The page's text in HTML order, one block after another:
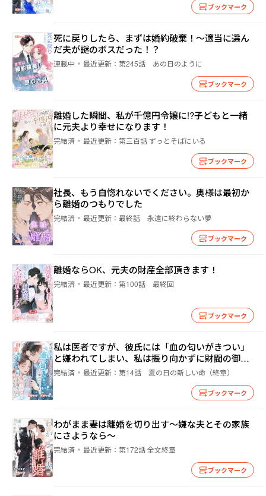
ブックマーク
死に戻りしたら、まずは婚約破棄！～適当に選ん
だ夫が謎のボスだった！？
連載中 最近更新： 第245話 あの日のように
ブックマーク
離婚した瞬間、私が千億円令嬢に!?子どもと一緒
に元夫より幸せになります！
完結済 最近更新： 第三百話 ずっとそばにいる
ブックマーク
社長、もう自惚れないでください。奥様は最初か
ら離婚のつもりでした
完結済 最近更新： 最終話 永遠に終わらない夢
ブックマーク
離婚ならOK、元夫の財産全部頂きます！
完結済 最近更新： 第100話 最終回
ブックマーク
私は医者ですが、彼氏には「血の匂いがきつい」
と嫌われてしまい、私は振り向かずに財閥の御曹
司である機長と結婚しました
完結済 最近更新： 第14話 夏の日の新しい命（終章）
ブックマーク
わがまま妻は離婚を切り出す～嫌な夫とその家族
にさようなら～
完結済 最近更新： 第172話 全文終章
ブックマーク